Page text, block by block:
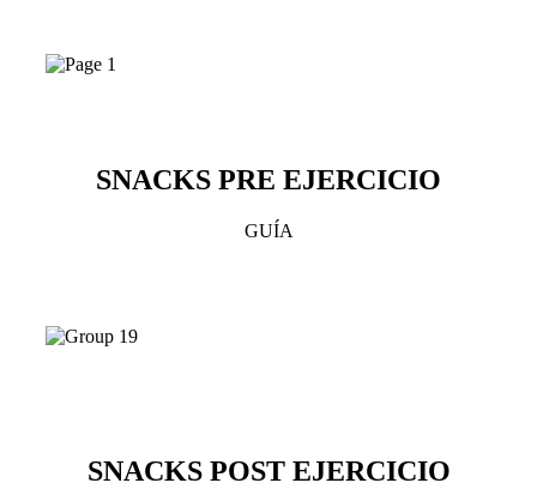
SNACKS PRE EJERCICIO
GUÍA
SNACKS POST EJERCICIO